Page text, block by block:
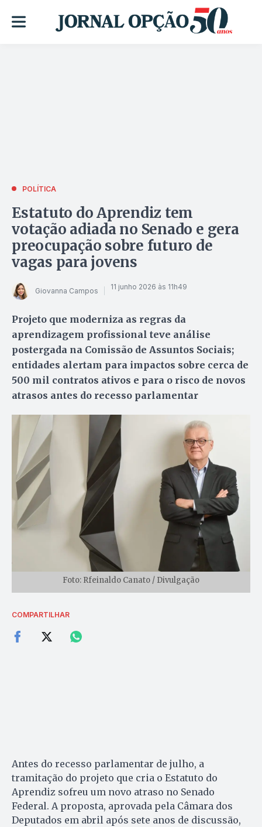
POLÍTICA
Estatuto do Aprendiz tem
votação adiada no Senado e gera
preocupação sobre futuro de
vagas para jovens
Giovanna Campos 11 junho 2026 às 11h49
Projeto que moderniza as regras da
aprendizagem profissional teve análise
postergada na Comissão de Assuntos Sociais;
entidades alertam para impactos sobre cerca de
500 mil contratos ativos e para o risco de novos
atrasos antes do recesso parlamentar
Foto: Rfeinaldo Canato / Divulgação
COMPARTILHAR
Antes do recesso parlamentar de julho, a
tramitação do projeto que cria o Estatuto do
Aprendiz sofreu um novo atraso no Senado
Federal. A proposta, aprovada pela Câmara dos
Deputados em abril após sete anos de discussão,